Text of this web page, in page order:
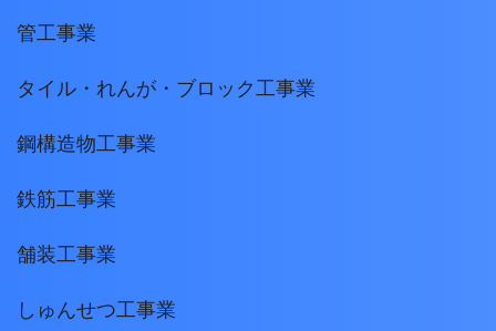
管工事業
タイル・れんが・ブロック工事業
鋼構造物工事業
鉄筋工事業
舗装工事業
しゅんせつ工事業